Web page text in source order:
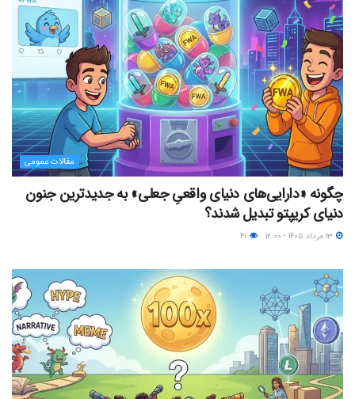
مقالات عمومی
چگونه «دارایی‌های دنیای واقعیِ جعلی» به جدیدترین جنون
دنیای کریپتو تبدیل شدند؟